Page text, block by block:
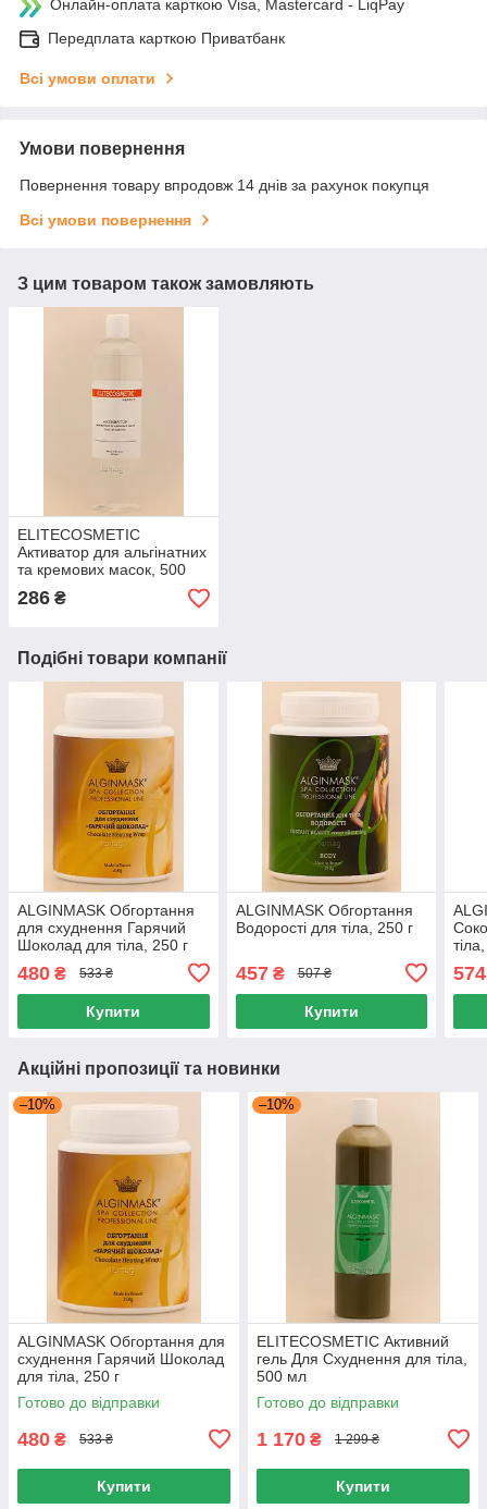
Онлайн-оплата карткою Visa, Mastercard - LiqPay
Передплата карткою Приватбанк
Всі умови оплати
Умови повернення
Повернення товару впродовж 14 днів за рахунок покупця
Всі умови повернення
З цим товаром також замовляють
ELITECOSMETIC
Активатор для альгінатних
та кремових масок, 500
мл
286 ₴
Подібні товари компанії
ALGINMASK Обгортання
для схуднення Гарячий
Шоколад для тіла, 250 г
480 ₴ 533 ₴
Купити
ALGINMASK Обгортання
Водорості для тіла, 250 г
457₴ 507 ₴
Купити
574
Акційні пропозиції та новинки
–10%
ALGINMASK Обгортання для
схуднення Гарячий Шоколад
для тіла, 250 г
Готово до відправки
480 ₴ 533 ₴
Купити
–10%
ELITECOSMETIC Активний
гель Для Схуднення для тіла,
500 мл
Готово до відправки
1 170 ₴ 1 299 ₴
Купити